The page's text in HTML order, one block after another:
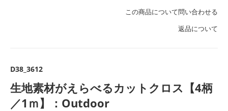
この商品について問い合わせる
返品について
D38_3612
生地素材がえらべるカットクロス【4柄
／1ｍ】：Outdoor